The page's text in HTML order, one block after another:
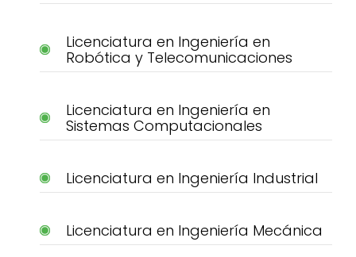
Licenciatura en Ingeniería en
Robótica y Telecomunicaciones
Licenciatura en Ingeniería en
Sistemas Computacionales
Licenciatura en Ingeniería Industrial
Licenciatura en Ingeniería Mecánica